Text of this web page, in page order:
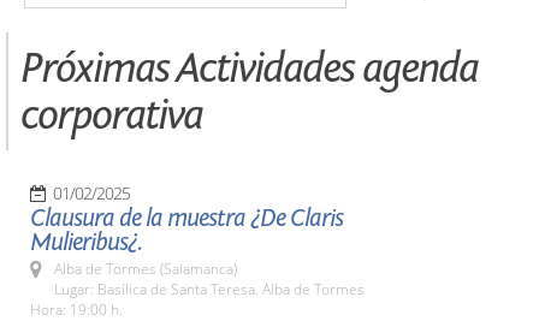
Próximas Actividades agenda
corporativa
01/02/2025
Clausura de la muestra ¿De Claris
Mulieribus¿.
Alba de Tormes (Salamanca)
Lugar: Basílica de Santa Teresa. Alba de Tormes
Hora: 19:00 h.